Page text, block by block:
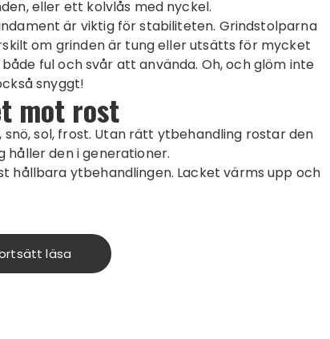
eller ett kolvlås med nyckel.
är viktig för stabiliteten. Grindstolparna
om grinden är tung eller utsätts för mycket
ful och svår att använda. Oh, och glöm inte
snyggt!
mot rost
snö, sol, frost. Utan rätt ytbehandling rostar den
håller den i generationer.
hållbara ytbehandlingen. Lacket värms upp och
läsa